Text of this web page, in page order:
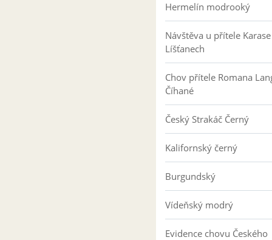
Hermelín modrooký
Návštěva u přítele
Líšťanech
Chov přítele Romana
Číhané
Český Strakáč Černý
Kalifornský černý
Burgundský
Vídeňský modrý
Evidence chovu Českého